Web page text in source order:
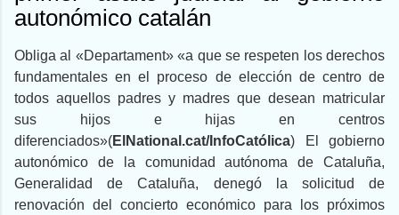
autonómico catalán
Obliga al «Departament» «a que se respeten los derechos
fundamentales en el proceso de elección de centro de
todos aquellos padres y madres que desean matricular
sus hijos e hijas en centros
diferenciados»(ElNational.cat/InfoCatólica) El gobierno
autonómico de la comunidad autónoma de Cataluña,
Generalidad de Cataluña, denegó la solicitud de
renovación del concierto económico para los próximos